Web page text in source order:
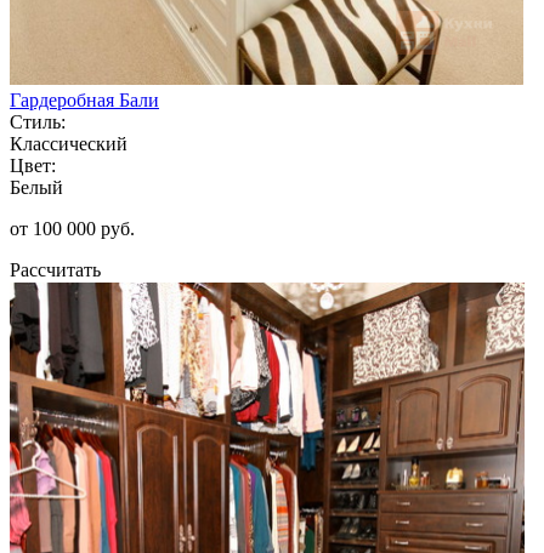
Гардеробная Бали
Стиль:
Классический
Цвет:
Белый
от 100 000 руб.
Рассчитать